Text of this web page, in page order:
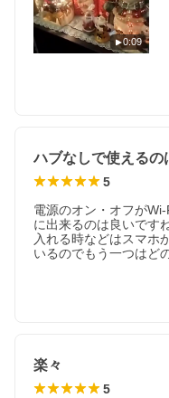
0:09
ハブなしで使えるの
5
電源のオン・オフが
に出来るのは良いです
入れる時などはスマホ
いるのでもう一つはど
楽々
5